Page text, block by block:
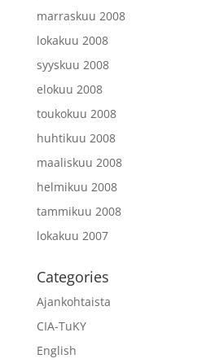
marraskuu 2008
lokakuu 2008
syyskuu 2008
elokuu 2008
toukokuu 2008
huhtikuu 2008
maaliskuu 2008
helmikuu 2008
tammikuu 2008
lokakuu 2007
Categories
Ajankohtaista
CIA-TuKY
English